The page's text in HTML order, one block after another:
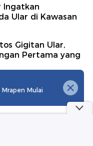
Ingatkan
Ular di Kawasan
Gigitan Ular,
Pertama yang
Mrapen Mulai